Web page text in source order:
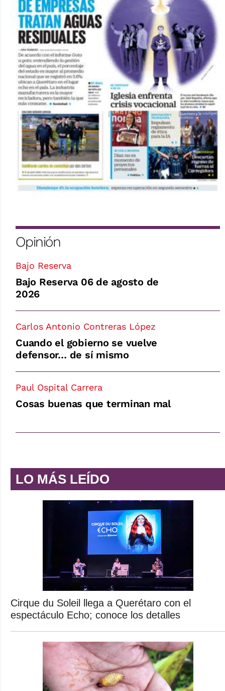
Opinión
Bajo Reserva
Bajo Reserva 06 de agosto de
2026
Carlos Antonio Contreras López
Cuando el gobierno se vuelve
defensor… de sí mismo
Paul Ospital Carrera
Cosas buenas que terminan mal
LO MÁS LEÍDO
Cirque du Soleil llega a Querétaro con el
espectáculo Echo; conoce los detalles